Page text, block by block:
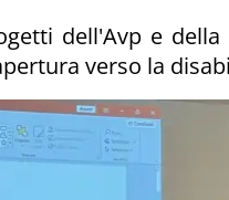
dell'Avp e
verso la